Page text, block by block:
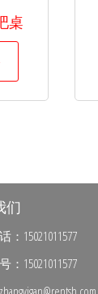
桌
们
：15021011577
：15021011577